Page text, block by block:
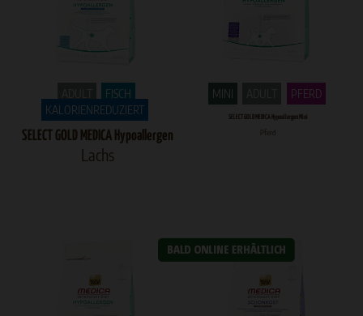
FISCH
KALORIENREDUZIERT
SELECT GOLD MEDICA Hypoallergen
Lachs
MINI PFERD
SELECT GOLD MEDICA Hypoallergen Mini
Pferd